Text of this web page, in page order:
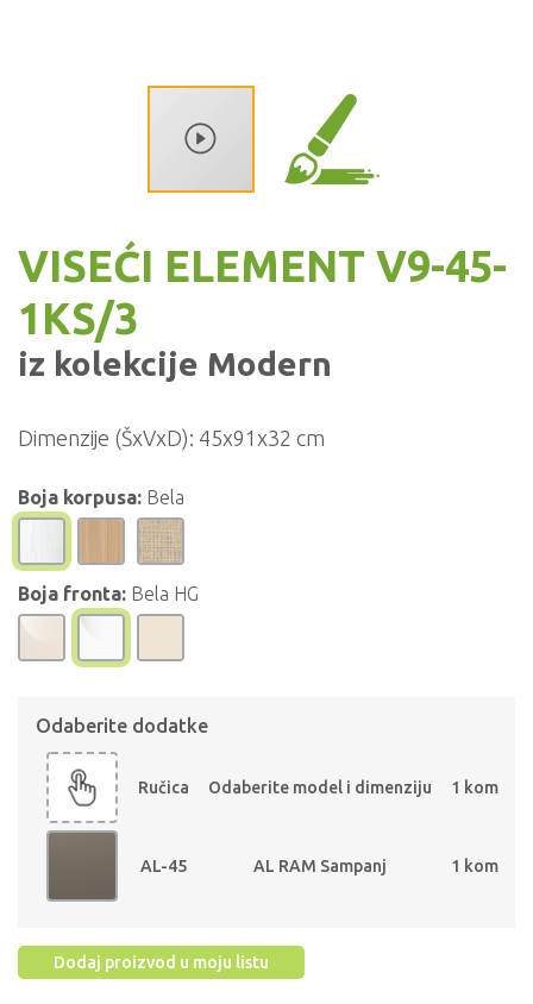
VISEĆI ELEMENT V9-45-
1KS/3
iz kolekcije Modern
Dimenzije (ŠxVxD): 45x91x32 cm
Boja korpusa: Bela
Boja fronta: Bela HG
Odaberite dodatke
Ručica Odaberite model i dimenziju 1 kom
AL-45 AL RAM Sampanj 1 kom
Dodaj proizvod u moju listu